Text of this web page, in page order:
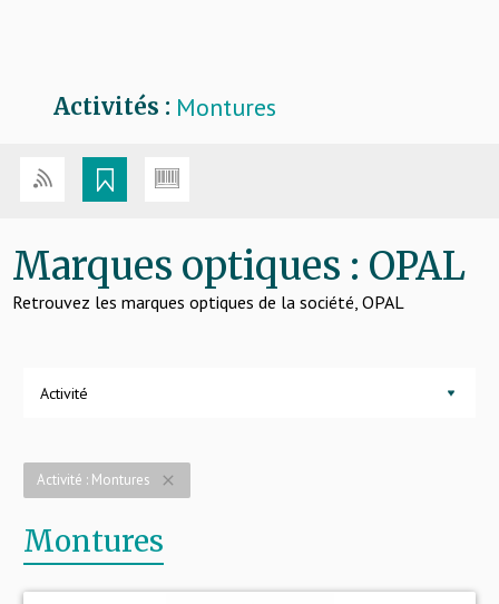
Activités : Montures
Marques optiques : OPAL
Retrouvez les marques optiques de la société, OPAL
Activité
Activité : Montures close
Montures